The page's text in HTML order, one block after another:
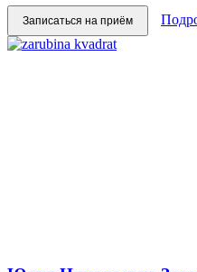
Записаться на приём